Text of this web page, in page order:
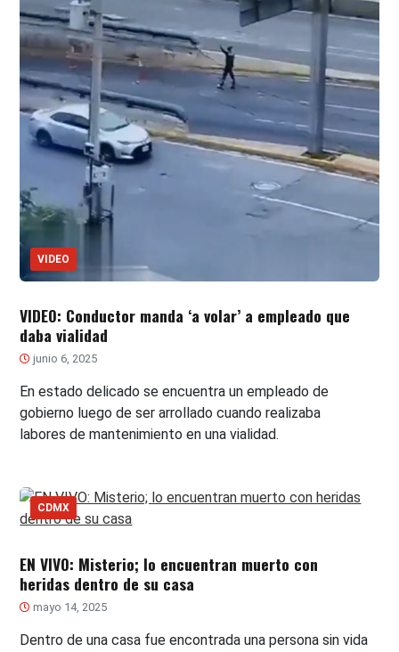
VIDEO
VIDEO: Conductor manda ‘a volar’ a empleado que
daba vialidad
junio 6, 2025
En estado delicado se encuentra un empleado de
gobierno luego de ser arrollado cuando realizaba
labores de mantenimiento en una vialidad.
CDMX
EN VIVO: Misterio; lo encuentran muerto con
heridas dentro de su casa
mayo 14, 2025
Dentro de una casa fue encontrada una persona sin vida